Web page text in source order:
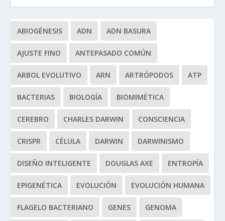
ABIOGÉNESIS ADN ADN BASURA
AJUSTE FINO ANTEPASADO COMÚN
ARBOL EVOLUTIVO ARN ARTRÓPODOS ATP
BACTERIAS BIOLOGÍA BIOMIMÉTICA
CEREBRO CHARLES DARWIN CONSCIENCIA
CRISPR CÉLULA DARWIN DARWINISMO
DISEÑO INTELIGENTE DOUGLAS AXE ENTROPÍA
EPIGENÉTICA EVOLUCIÓN EVOLUCIÓN HUMANA
FLAGELO BACTERIANO GENES GENOMA